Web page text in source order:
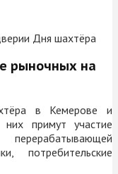
рыночных на
в Кемерове и
примут участие
потребительские